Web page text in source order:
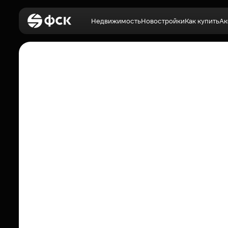
НедвижимостьНовостройкиКак купить